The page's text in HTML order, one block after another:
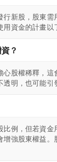
行新股，股東
資金的計畫以
？
股權稀釋，這
明，也可能引
比例，但若資
增強股東權益